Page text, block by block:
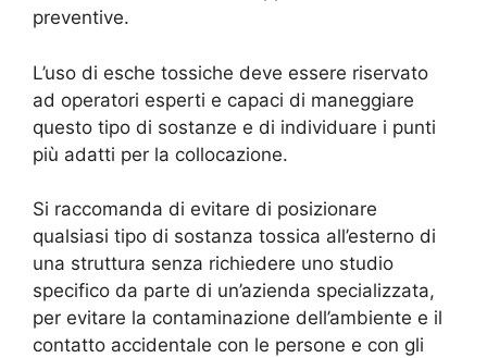
preventive.
L’uso di esche tossiche deve essere riservato
ad operatori esperti e capaci di maneggiare
questo tipo di sostanze e di individuare i punti
più adatti per la collocazione.
Si raccomanda di evitare di posizionare
qualsiasi tipo di sostanza tossica all’esterno di
una struttura senza richiedere uno studio
specifico da parte di un’azienda specializzata,
per evitare la contaminazione dell’ambiente e il
contatto accidentale con le persone e con gli